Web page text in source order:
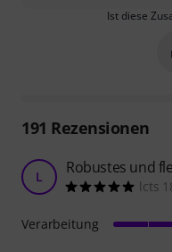
Ist diese
191 Rezensionen
L Robustes und
lcts
Verarbeitung